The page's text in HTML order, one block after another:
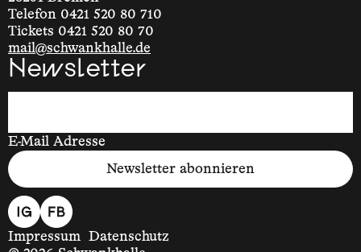
Telefon 0421 520 80 710
Tickets 0421 520 80 70
mail@schwankhalle.de
Newsletter
E-Mail Adresse
Newsletter abonnieren
Impressum Datenschutz